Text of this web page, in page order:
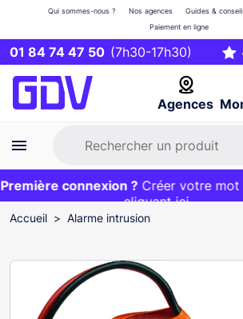
01 84 74 47 50 (7h30-17h30)
Agences
Qui sommes-nous ? Nos agences Guides &
Paiement en ligne
Première commande ?20€
et livraison 24/48h gratuite avec le
connexion ?Créer votre mot
cliquant ici
EXCLU WEB :
Accueil Alarme intrusion